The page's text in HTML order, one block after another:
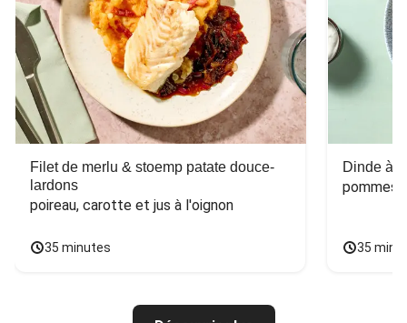
Filet de merlu & stoemp patate douce-
lardons
poireau, carotte et jus à l'oignon
35 minutes
Dinde à
pommes
35